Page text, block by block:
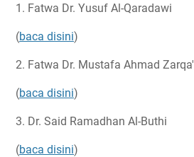
1. Fatwa Dr. Yusuf Al-Qaradawi
(baca disini)
2. Fatwa Dr. Mustafa Ahmad Zarqa'
(baca disini)
3. Dr. Said Ramadhan Al-Buthi
(baca disini)